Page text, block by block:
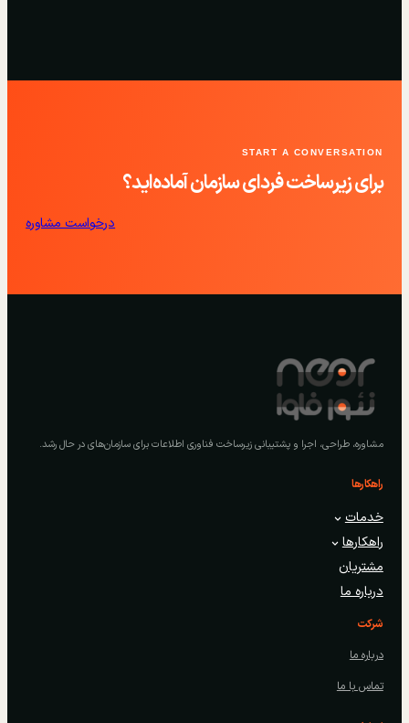
START A CONVERSATION
برای زیرساخت فردای سازمان آماده‌اید؟
درخواست مشاوره
مشاوره، طراحی، اجرا و پشتیبانی زیرساخت فناوری اطلاعات برای سازمان‌های در حال رشد.
راهکارها
خدمات
راهکارها
مشتریان
درباره ما
شرکت
درباره ما
تماس با ما